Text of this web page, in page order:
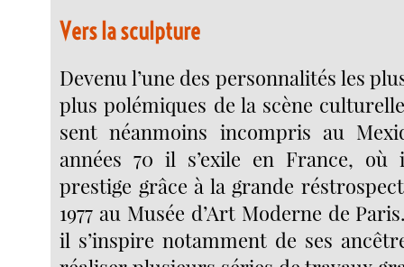
Vers la sculpture
Devenu l’une des personnalités les
plus polémiques de la scène
sent néanmoins incompris au
années 70 il s’exile en France,
prestige grâce à la grande
1977 au Musée d’Art Moderne de
il s’inspire notamment de ses